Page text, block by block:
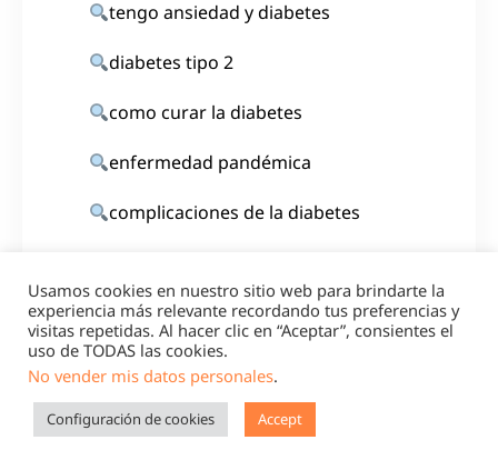
tengo ansiedad y diabetes
diabetes tipo 2
como curar la diabetes
enfermedad pandémica
complicaciones de la diabetes
complicaciones agudas de la
diabetes
cómo tratar la diabetes
cómo prevenir la diabetes
Usamos cookies en nuestro sitio web para brindarte la
experiencia más relevante recordando tus preferencias y
visitas repetidas. Al hacer clic en “Aceptar”, consientes el
uso de TODAS las cookies.
No vender mis datos personales.
Configuración de cookies Accept